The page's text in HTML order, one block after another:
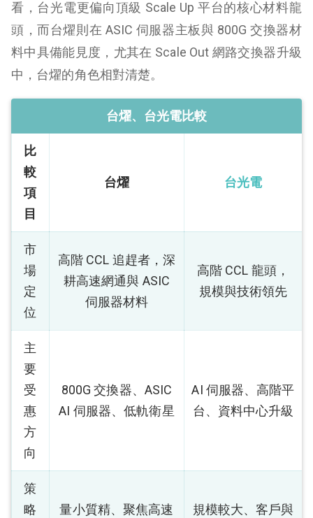
看，台光電更偏向頂級 Scale Up 平台的核心材料龍
頭，而台燿則在 ASIC 伺服器主板與 800G 交換器材
料中具備能見度，尤其在 Scale Out 網路交換器升級
中，台燿的角色相對清楚。
台燿、台光電比較
比
較
項
目
台燿 台光電
市
場
定
位
高階 CCL 追趕者，深
耕高速網通與 ASIC
伺服器材料
高階 CCL 龍頭，
規模與技術領先
主
要
受
惠
方
向
800G 交換器、ASIC
AI 伺服器、低軌衛星
AI 伺服器、高階平
台、資料中心升級
策
略
量小質精、聚焦高速
規模較大、客戶與